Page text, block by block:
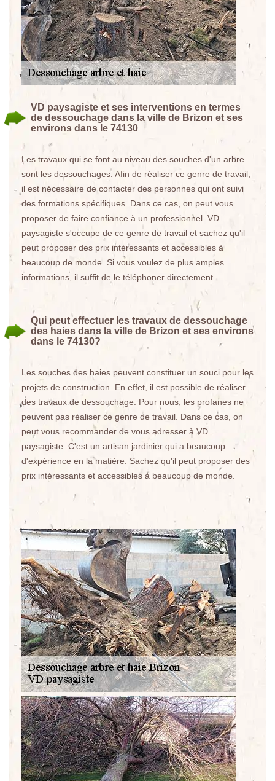
VD paysagiste et ses interventions en termes
de dessouchage dans la ville de Brizon et ses
environs dans le 74130
Les travaux qui se font au niveau des souches d'un arbre
sont les dessouchages. Afin de réaliser ce genre de travail,
il est nécessaire de contacter des personnes qui ont suivi
des formations spécifiques. Dans ce cas, on peut vous
proposer de faire confiance à un professionnel. VD
paysagiste s'occupe de ce genre de travail et sachez qu'il
peut proposer des prix intéressants et accessibles à
beaucoup de monde. Si vous voulez de plus amples
informations, il suffit de le téléphoner directement.
Qui peut effectuer les travaux de dessouchage
des haies dans la ville de Brizon et ses environs
dans le 74130?
Les souches des haies peuvent constituer un souci pour les
projets de construction. En effet, il est possible de réaliser
des travaux de dessouchage. Pour nous, les profanes ne
peuvent pas réaliser ce genre de travail. Dans ce cas, on
peut vous recommander de vous adresser à VD
paysagiste. C'est un artisan jardinier qui a beaucoup
d'expérience en la matière. Sachez qu'il peut proposer des
prix intéressants et accessibles à beaucoup de monde.